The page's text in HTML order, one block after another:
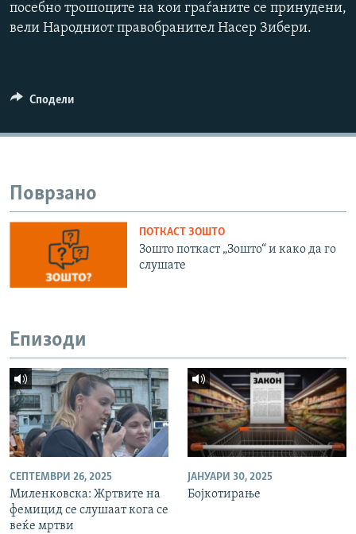
посебно трошоците на кои граѓаните се принудени,
вели Народниот правобранител Насер Зибери.
Сподели
Поврзано
ПОТКАСТ ЗОШТО
Зошто поткаст „Зошто“ и како да го
слушате
Епизоди
СЕПТЕМВРИ 26, 2025
Миленковска: Жртвите на
фемицид се слушаат кога се
веќе мртви
ЈАНУАРИ 30, 2025
Бојкотирање